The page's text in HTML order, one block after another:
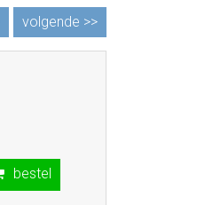
volgende >>
bestel